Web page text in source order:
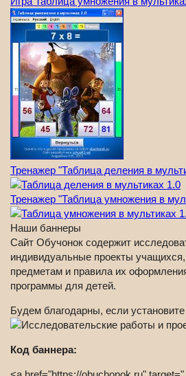
Тренажер "Таблица деления в
Тренажер "Таблица умножения в
Наши баннеры
Сайт Обучонок содержит
индивидуальные проекты
предметам и правила их
программы для детей.
Будем благодарны, если
Код баннера: